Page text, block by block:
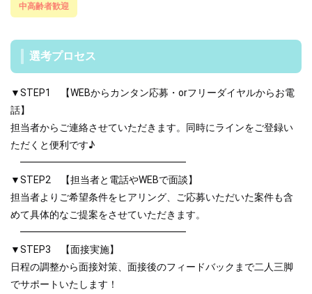
中高齢者歓迎
選考プロセス
▼STEP1 【WEBからカンタン応募・orフリーダイヤルからお電
話】
担当者からご連絡させていただきます。同時にラインをご登録い
ただくと便利です♪
━━━━━━━━━━━━━━━━━
▼STEP2 【担当者と電話やWEBで面談】
担当者よりご希望条件をヒアリング、ご応募いただいた案件も含
めて具体的なご提案をさせていただきます。
━━━━━━━━━━━━━━━━━
▼STEP3 【面接実施】
日程の調整から面接対策、面接後のフィードバックまで二人三脚
でサポートいたします！